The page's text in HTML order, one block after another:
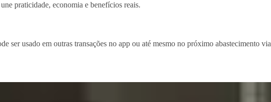
praticidade, economia e benefícios reais.
ser usado em outras transações no app ou até mesmo no próximo abastecimento via